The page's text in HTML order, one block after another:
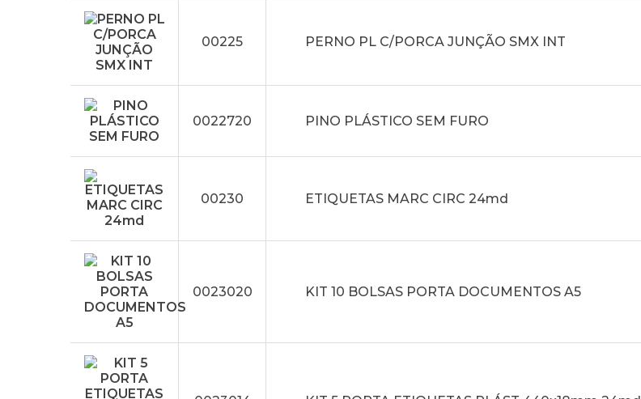
00225 PERNO PL C/PORCA JUNÇÃO SMX INT
0022720 PINO PLÁSTICO SEM FURO
00230 ETIQUETAS MARC CIRC 24md
0023020 KIT 10 BOLSAS PORTA DOCUMENTOS A5